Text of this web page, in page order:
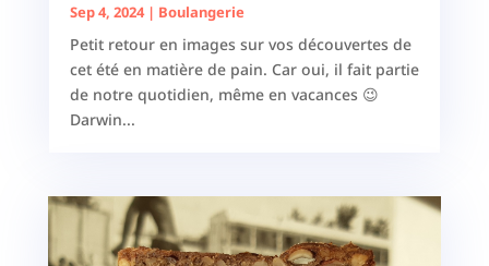
Sep 4, 2024| Boulangerie
Petit retour en images sur vos découvertes de
cet été en matière de pain. Car oui, il fait partie
de notre quotidien, même en vacances 😉
Darwin...